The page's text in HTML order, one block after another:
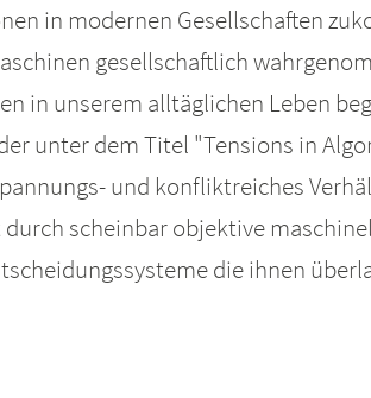
in modernen Gesellschaften
gesellschaftlich
in unserem alltäglichen Leben
unter dem Titel "Tensions in
und konfliktreiches
scheinbar objektive
die ihnen